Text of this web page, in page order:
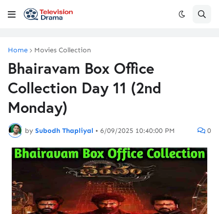
Home Movies Collection
Bhairavam Box Office
Collection Day 11 (2nd
Monday)
by Subodh Thapliyal • 6/09/2025 10:40:00 PM 0